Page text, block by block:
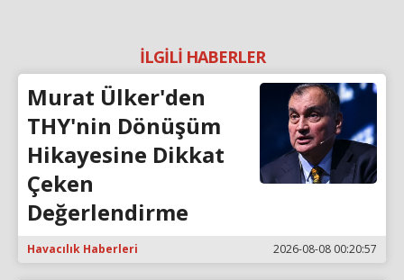
İLGİLİ HABERLER
Murat Ülker'den
THY'nin Dönüşüm
Hikayesine Dikkat
Çeken
Değerlendirme
Havacılık Haberleri 2026-08-08 00:20:57